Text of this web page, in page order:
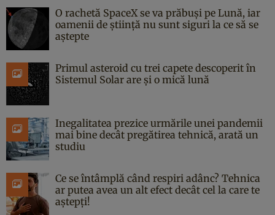
O rachetă SpaceX se va prăbuși pe Lună, iar
oamenii de știință nu sunt siguri la ce să se
aștepte
Primul asteroid cu trei capete descoperit în
Sistemul Solar are și o mică lună
Inegalitatea prezice urmările unei pandemii
mai bine decât pregătirea tehnică, arată un
studiu
Ce se întâmplă când respiri adânc? Tehnica
ar putea avea un alt efect decât cel la care te
aștepți!